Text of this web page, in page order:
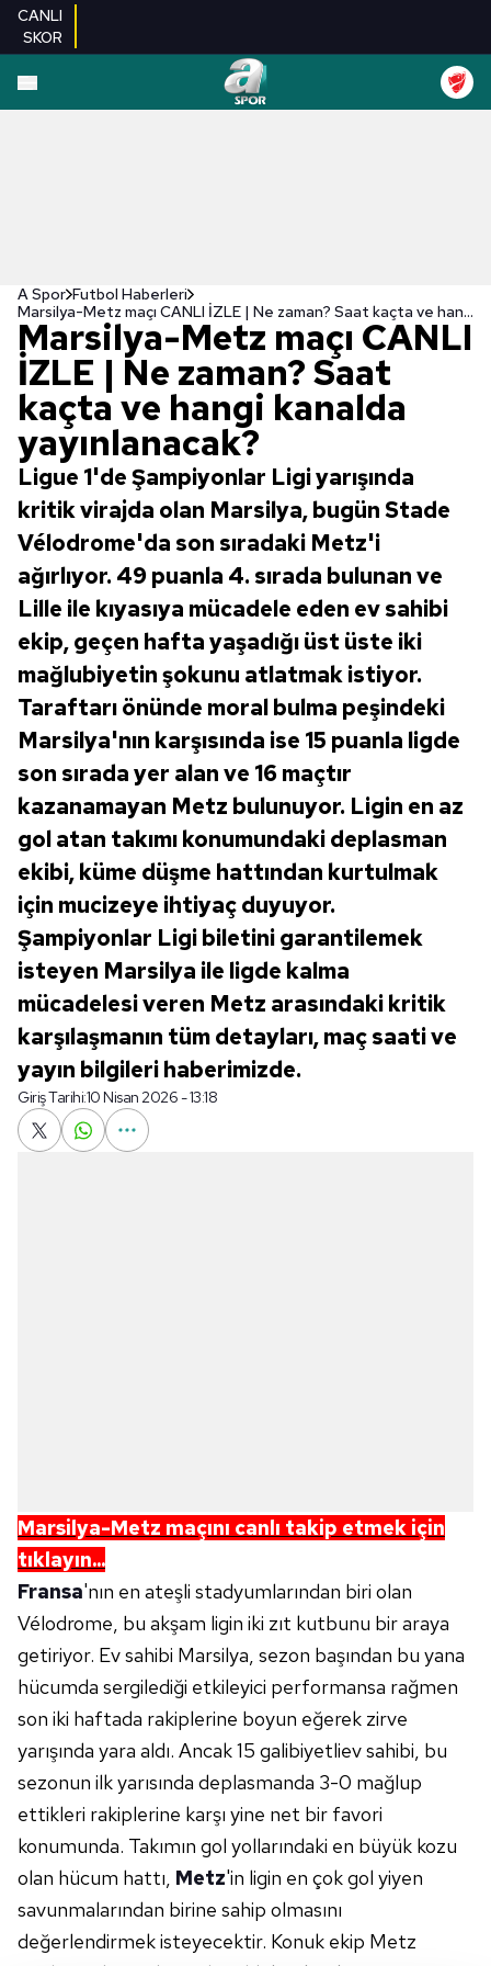
CANLI
SKOR
A Spor Futbol Haberleri
Marsilya-Metz maçı CANLI İZLE | Ne zaman? Saat kaçta ve hangi kanalda yayınlanacak?
Marsilya-Metz maçı CANLI
İZLE | Ne zaman? Saat
kaçta ve hangi kanalda
yayınlanacak?
Ligue 1'de Şampiyonlar Ligi yarışında
kritik virajda olan Marsilya, bugün Stade
Vélodrome'da son sıradaki Metz'i
ağırlıyor. 49 puanla 4. sırada bulunan ve
Lille ile kıyasıya mücadele eden ev sahibi
ekip, geçen hafta yaşadığı üst üste iki
mağlubiyetin şokunu atlatmak istiyor.
Taraftarı önünde moral bulma peşindeki
Marsilya'nın karşısında ise 15 puanla ligde
son sırada yer alan ve 16 maçtır
kazanamayan Metz bulunuyor. Ligin en az
gol atan takımı konumundaki deplasman
ekibi, küme düşme hattından kurtulmak
için mucizeye ihtiyaç duyuyor.
Şampiyonlar Ligi biletini garantilemek
isteyen Marsilya ile ligde kalma
mücadelesi veren Metz arasındaki kritik
karşılaşmanın tüm detayları, maç saati ve
yayın bilgileri haberimizde.
Giriş Tarihi:10 Nisan 2026 - 13:18
Marsilya-Metz maçını canlı takip etmek için
tıklayın...
Fransa'nın en ateşli stadyumlarından biri olan
Vélodrome, bu akşam ligin iki zıt kutbunu bir araya
getiriyor. Ev sahibi Marsilya, sezon başından bu yana
hücumda sergilediği etkileyici performansa rağmen
son iki haftada rakiplerine boyun eğerek zirve
yarışında yara aldı. Ancak 15 galibiyetliev sahibi, bu
sezonun ilk yarısında deplasmanda 3-0 mağlup
ettikleri rakiplerine karşı yine net bir favori
konumunda. Takımın gol yollarındaki en büyük kozu
olan hücum hattı, Metz'in ligin en çok gol yiyen
savunmalarından birine sahip olmasını
değerlendirmek isteyecektir. Konuk ekip Metz